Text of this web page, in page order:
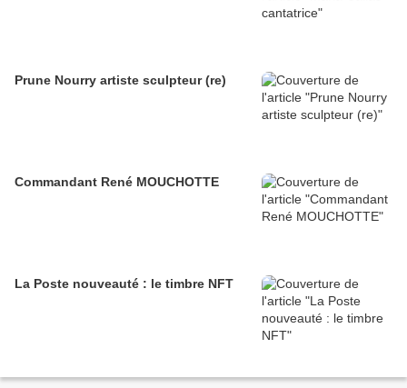
Prune Nourry artiste sculpteur (re)
Commandant René MOUCHOTTE
La Poste nouveauté : le timbre NFT